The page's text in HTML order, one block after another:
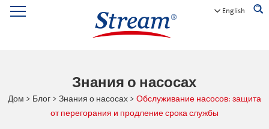
English
Знания о насосах
Дом > Блог > Знания о насосах > Обслуживание насосов: защита
от перегорания и продление срока службы